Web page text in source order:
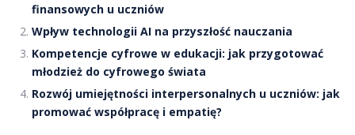
finansowych u uczniów
Wpływ technologii AI na przyszłość nauczania
Kompetencje cyfrowe w edukacji: jak przygotować
młodzież do cyfrowego świata
Rozwój umiejętności interpersonalnych u uczniów: jak
promować współpracę i empatię?